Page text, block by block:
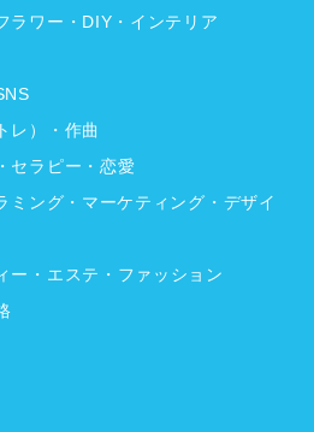
ラワー・DIY・インテリア
レ）・作曲
セラピー・恋愛
ミング・マーケティング・デザイ
ー・エステ・ファッション